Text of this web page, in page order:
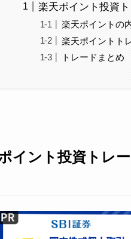
楽天ポイント投資
楽天ポイントの
楽天ポイントト
トレードまとめ
イント投資トレ